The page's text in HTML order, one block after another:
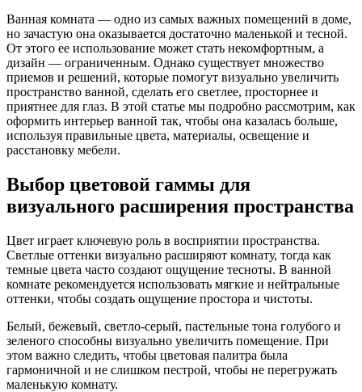
Ванная комната — одно из самых важных помещений в доме,
но зачастую она оказывается достаточно маленькой и тесной.
От этого ее использование может стать некомфортным, а
дизайн — ограниченным. Однако существует множество
приемов и решений, которые помогут визуально увеличить
пространство ванной, сделать его светлее, просторнее и
приятнее для глаз. В этой статье мы подробно рассмотрим, как
оформить интерьер ванной так, чтобы она казалась больше,
используя правильные цвета, материалы, освещение и
расстановку мебели.
Выбор цветовой гаммы для
визуального расширения пространства
Цвет играет ключевую роль в восприятии пространства.
Светлые оттенки визуально расширяют комнату, тогда как
темные цвета часто создают ощущение тесноты. В ванной
комнате рекомендуется использовать мягкие и нейтральные
оттенки, чтобы создать ощущение простора и чистоты.
Белый, бежевый, светло-серый, пастельные тона голубого и
зеленого способны визуально увеличить помещение. При
этом важно следить, чтобы цветовая палитра была
гармоничной и не слишком пестрой, чтобы не перегружать
маленькую комнату.